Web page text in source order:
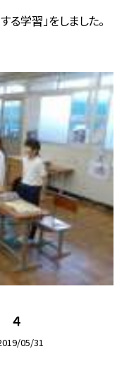
る学習」をしました。
４
05/31